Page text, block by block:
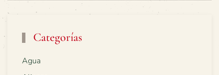
Categorías
Agua